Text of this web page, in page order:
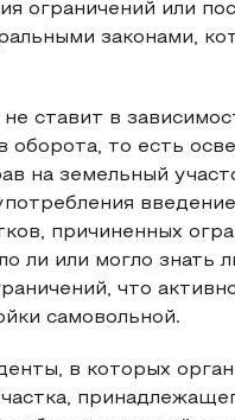
ограничений или
законами,
ставит в
оборота, то есть
на земельный
причиненных
ли или могло
что
самовольной.
в которых